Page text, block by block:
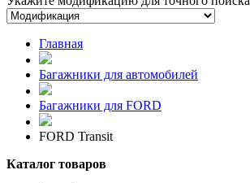
Главная
Багажники для автомобилей
Багажники для FORD
FORD Transit
Каталог товаров